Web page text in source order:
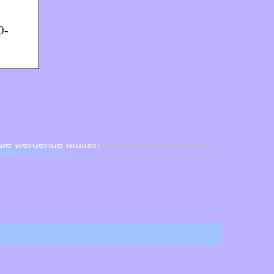
werdende Mutter!